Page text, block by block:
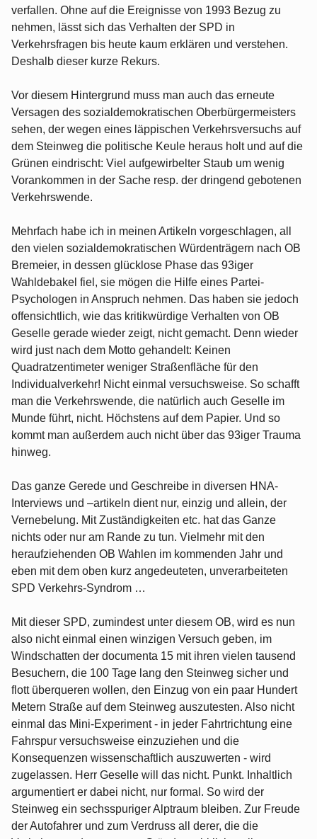
verfallen. Ohne auf die Ereignisse von 1993 Bezug zu
nehmen, lässt sich das Verhalten der SPD in
Verkehrsfragen bis heute kaum erklären und verstehen.
Deshalb dieser kurze Rekurs.
Vor diesem Hintergrund muss man auch das erneute
Versagen des sozialdemokratischen Oberbürgermeisters
sehen, der wegen eines läppischen Verkehrsversuchs auf
dem Steinweg die politische Keule heraus holt und auf die
Grünen eindrischt: Viel aufgewirbelter Staub um wenig
Vorankommen in der Sache resp. der dringend gebotenen
Verkehrswende.
Mehrfach habe ich in meinen Artikeln vorgeschlagen, all
den vielen sozialdemokratischen Würdenträgern nach OB
Bremeier, in dessen glücklose Phase das 93iger
Wahldebakel fiel, sie mögen die Hilfe eines Partei-
Psychologen in Anspruch nehmen. Das haben sie jedoch
offensichtlich, wie das kritikwürdige Verhalten von OB
Geselle gerade wieder zeigt, nicht gemacht. Denn wieder
wird just nach dem Motto gehandelt: Keinen
Quadratzentimeter weniger Straßenfläche für den
Individualverkehr! Nicht einmal versuchsweise. So schafft
man die Verkehrswende, die natürlich auch Geselle im
Munde führt, nicht. Höchstens auf dem Papier. Und so
kommt man außerdem auch nicht über das 93iger Trauma
hinweg.
Das ganze Gerede und Geschreibe in diversen HNA-
Interviews und –artikeln dient nur, einzig und allein, der
Vernebelung. Mit Zuständigkeiten etc. hat das Ganze
nichts oder nur am Rande zu tun. Vielmehr mit den
heraufziehenden OB Wahlen im kommenden Jahr und
eben mit dem oben kurz angedeuteten, unverarbeiteten
SPD Verkehrs-Syndrom …
Mit dieser SPD, zumindest unter diesem OB, wird es nun
also nicht einmal einen winzigen Versuch geben, im
Windschatten der documenta 15 mit ihren vielen tausend
Besuchern, die 100 Tage lang den Steinweg sicher und
flott überqueren wollen, den Einzug von ein paar Hundert
Metern Straße auf dem Steinweg auszutesten. Also nicht
einmal das Mini-Experiment - in jeder Fahrtrichtung eine
Fahrspur versuchsweise einzuziehen und die
Konsequenzen wissenschaftlich auszuwerten - wird
zugelassen. Herr Geselle will das nicht. Punkt. Inhaltlich
argumentiert er dabei nicht, nur formal. So wird der
Steinweg ein sechsspuriger Alptraum bleiben. Zur Freude
der Autofahrer und zum Verdruss all derer, die die